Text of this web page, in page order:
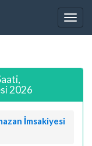
2026
İmsakiyesi